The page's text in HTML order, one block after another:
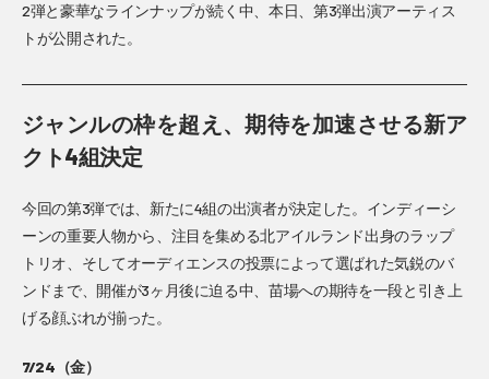
2弾と豪華なラインナップが続く中、本日、第3弾出演アーティス
トが公開された。
ジャンルの枠を超え、期待を加速させる新ア
クト4組決定
今回の第3弾では、新たに4組の出演者が決定した。インディーシ
ーンの重要人物から、注目を集める北アイルランド出身のラップ
トリオ、そしてオーディエンスの投票によって選ばれた気鋭のバ
ンドまで、開催が3ヶ月後に迫る中、苗場への期待を一段と引き上
げる顔ぶれが揃った。
7/24（金）